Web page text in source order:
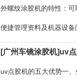
外螺纹涂胶机的特性：
便捷管理资料及机器设
组成立式涂胶机器设备
[广州车镜涂胶机]​uv
uv点胶机的五大优势一